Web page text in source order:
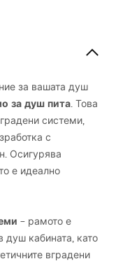
за вашата душ
за душ пита. Това
системи,
с
Осигурява
е идеално
– рамото е
душ кабината, като
вградени